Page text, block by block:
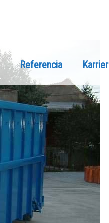
Referencia Karrier